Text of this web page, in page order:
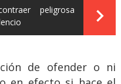
peligrosa
de ofender o ni